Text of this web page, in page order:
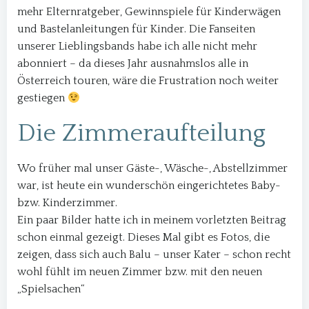
mehr Elternratgeber, Gewinnspiele für Kinderwägen
und Bastelanleitungen für Kinder. Die Fanseiten
unserer Lieblingsbands habe ich alle nicht mehr
abonniert – da dieses Jahr ausnahmslos alle in
Österreich touren, wäre die Frustration noch weiter
gestiegen
Die Zimmeraufteilung
Wo früher mal unser Gäste-, Wäsche-, Abstellzimmer
war, ist heute ein wunderschön eingerichtetes Baby-
bzw. Kinderzimmer.
Ein paar Bilder hatte ich in meinem vorletzten Beitrag
schon einmal gezeigt. Dieses Mal gibt es Fotos, die
zeigen, dass sich auch Balu – unser Kater – schon recht
wohl fühlt im neuen Zimmer bzw. mit den neuen
„Spielsachen“